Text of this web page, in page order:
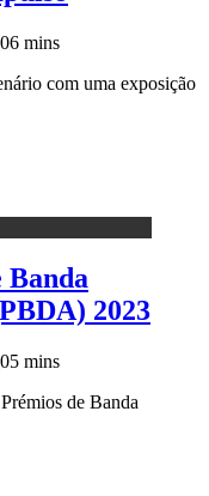
06 mins
com uma exposição
Banda
2023
05 mins
de Banda